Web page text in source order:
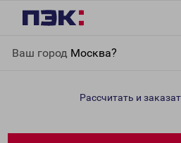
Ваш город Москва?
Березники
Рассчитать и